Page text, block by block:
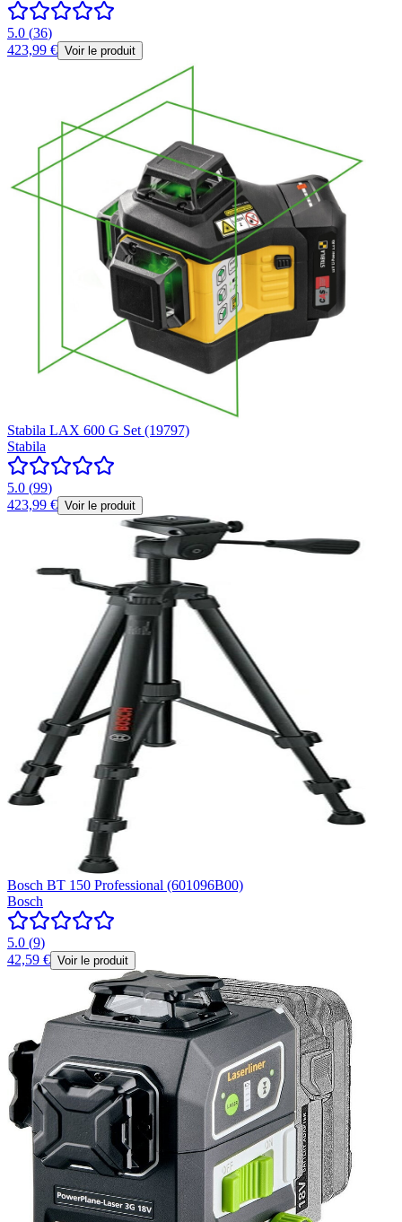
5.0 (36)
423,99 € Voir le produit
Stabila LAX 600 G Set (19797)
Stabila
5.0 (99)
423,99 € Voir le produit
Bosch BT 150 Professional (601096B00)
Bosch
5.0 (9)
42,59 € Voir le produit